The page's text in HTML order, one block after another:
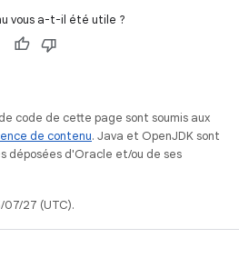
vous a-t-il été utile ?
code de cette page sont soumis aux
de contenu. Java et OpenJDK sont
déposées d'Oracle et/ou de ses
27 (UTC).